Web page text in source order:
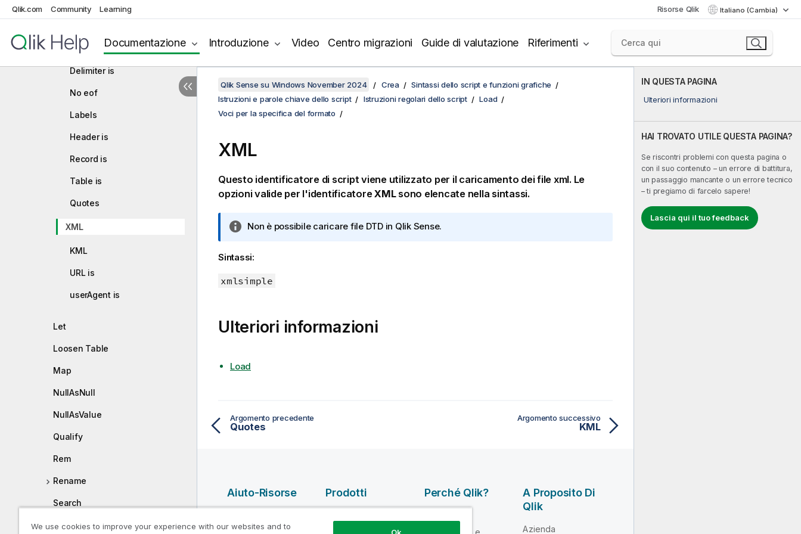
Qlik.com Community Learning Risorse Qlik Italiano (Cambia)
Documentazione Introduzione Video Centro migrazioni Guide di valutazione Riferimenti
formato
Formato delle tabelle
Delimiter is
No eof
Labels
Header is
Record is
Table is
Quotes
XML
KML
URL is
userAgent is
Let
Loosen Table
Map
NullAsNull
NullAsValue
Qualify
Rem
Rename
Search
Section
IN QUESTA PAGINA
Ulteriori informazioni
HAI TROVATO UTILE QUESTA PAGINA?
Se riscontri problemi con questa pagina o
con il suo contenuto – un errore di battitura,
un passaggio mancante o un errore tecnico
– ti pregiamo di farcelo sapere!
Lascia qui il tuo feedback
Qlik Sense su Windows November 2024 Crea
Sintassi dello script e funzioni grafiche
Istruzioni e parole chiave dello script
Istruzioni regolari dello script
Load
Voci per la specifica del formato
XML
Questo identificatore di script viene utilizzato per il caricamento dei file xml. Le
opzioni valide per l'identificatoreXMLsono elencate nella sintassi.
N
i
r
t
Non è possibile caricare file DTD in Qlik Sense.
Sintassi:
xmlsimple
Ulteriori informazioni
Load
Argomento precedente
Quotes
Argomento successivo
KML
Aiuto-Risorse
di Qlik
Prodotti
QUALITÀ DEI DATI
Perché Qlik?
Attendibilità e
A Proposito Di
Qlik
Azienda
We use cookies to improve your experience with our websites and to